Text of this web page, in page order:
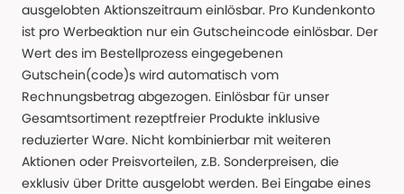
ausgelobten Aktionszeitraum einlösbar. Pro Kundenkonto
ist pro Werbeaktion nur ein Gutscheincode einlösbar. Der
Wert des im Bestellprozess eingegebenen
Gutschein(code)s wird automatisch vom
Rechnungsbetrag abgezogen. Einlösbar für unser
Gesamtsortiment rezeptfreier Produkte inklusive
reduzierter Ware. Nicht kombinierbar mit weiteren
Aktionen oder Preisvorteilen, z.B. Sonderpreisen, die
exklusiv über Dritte ausgelobt werden. Bei Eingabe eines